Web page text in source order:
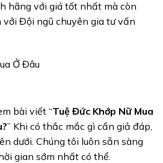
hãng với giá tốt nhất mà còn
Đội ngũ chuyên gia tư vấn
bài viết “Tuệ Đức Khớp Nữ Mua
” Khi có thắc mắc gì cần giả đáp,
dưới. Chúng tôi luôn sẵn sàng
gian sớm nhất có thể.